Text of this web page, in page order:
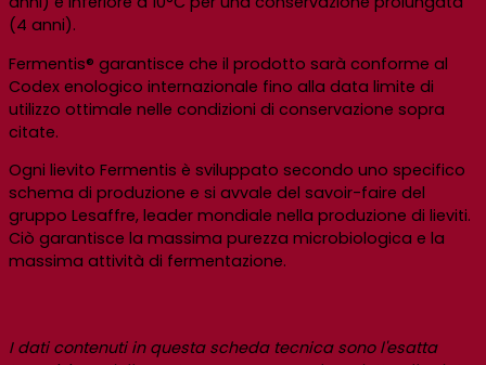
(4 anni).
Fermentis® garantisce che il prodotto sarà conforme al
Codex enologico internazionale fino alla data limite di
utilizzo ottimale nelle condizioni di conservazione sopra
citate.
Ogni lievito Fermentis è sviluppato secondo uno specifico
schema di produzione e si avvale del savoir-faire del
gruppo Lesaffre, leader mondiale nella produzione di lieviti.
Ciò garantisce la massima purezza microbiologica e la
massima attività di fermentazione.
I dati contenuti in questa scheda tecnica sono l'esatta